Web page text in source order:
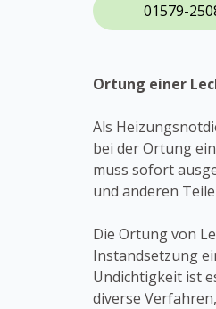
01579-
Ortung einer
Als
bei der Ortung
muss sofort
und anderen
Die Ortung von
Instandsetzung
Undichtigkeit ist
diverse